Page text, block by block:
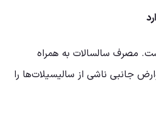
مصرف سالسالات به همراه
جانبی ناشی از سالیسیلات‌ها را